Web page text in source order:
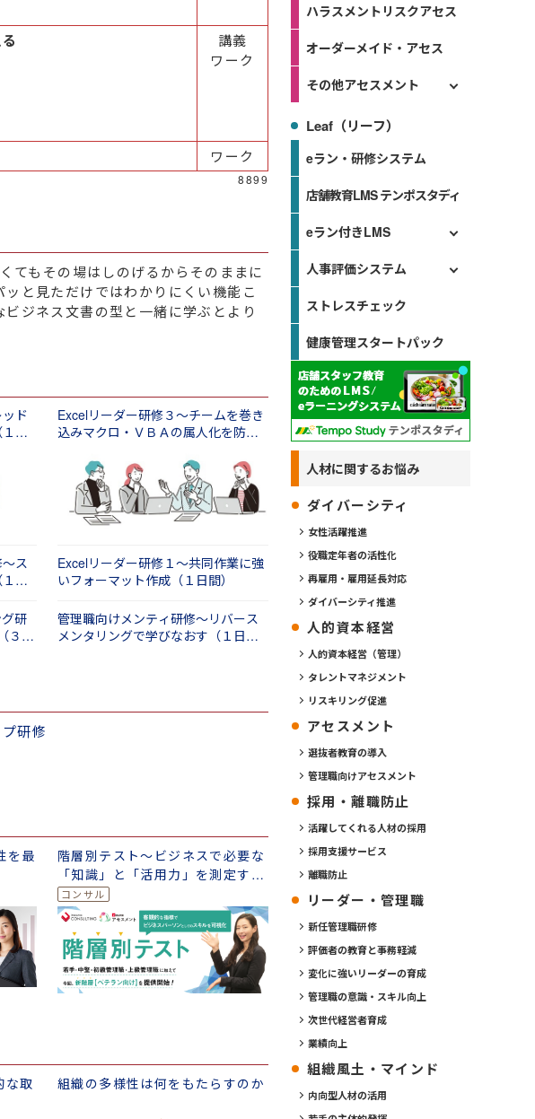
講義
ワーク
ワーク
8899
てもその場はしのげるからそのままに
と見ただけではわかりにくい機能こ
ジネス文書の型と一緒に学ぶとより
ド
日
Excelリーダー研修３～チームを巻き
込みマクロ・ＶＢＡの属人化を防止
ス
日
Excelリーダー研修１～共同作業に強
いフォーマット作成（１日間）
研
３日
管理職向けメンティ研修～リバース
メンタリングで学びなおす（１日
研修
を最
階層別テスト～ビジネスで必要な
「知識」と「活用力」を測定する
テスト
な取
組織の多様性は何をもたらすのか
ハラスメントリスクアセス
オーダーメイド・アセス
その他アセスメント
Leaf（リーフ）
eラン・研修システム
店舗教育LMS テンポスタディ
eラン付きLMS
人事評価システム
ストレスチェック
健康管理スタートパック
人材に関するお悩み
ダイバーシティ
女性活躍推進
役職定年者の活性化
再雇用・雇用延長対応
ダイバーシティ推進
人的資本経営
人的資本経営（管理）
タレントマネジメント
リスキリング促進
アセスメント
選抜者教育の導入
管理職向けアセスメント
採用・離職防止
活躍してくれる人材の採用
採用支援サービス
離職防止
リーダー・管理職
新任管理職研修
評価者の教育と事務軽減
変化に強いリーダーの育成
管理職の意識・スキル向上
次世代経営者育成
業績向上
組織風土・マインド
内向型人材の活用